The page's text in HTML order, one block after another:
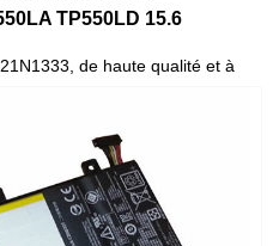
TP550LD 15.6
de haute qualité et à